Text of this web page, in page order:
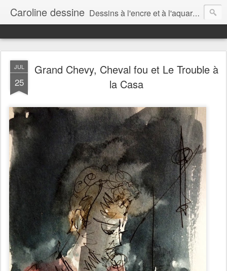
Caroline dessine Dessins à l'encre et à l'aquarelle par Caroline Lavergne, à Montréal et ailleurs (2007-2018)
JUL
25
Grand Chevy, Cheval fou et Le Trouble à
la Casa